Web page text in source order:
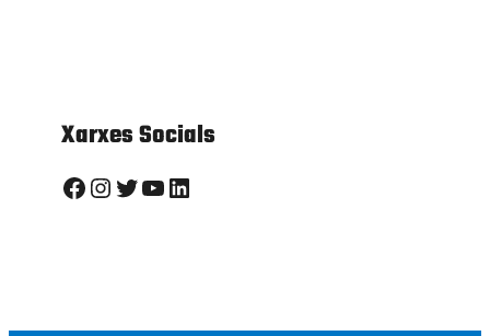
Xarxes Socials
Facebook InstagramTwitter YouTube LinkedIn